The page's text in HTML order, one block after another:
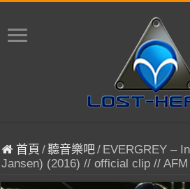
首頁 /聽音樂吧/ EVERGREY –
Jansen) (2016) // official clip //